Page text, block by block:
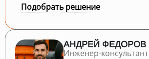
Подобрать решение
АНДРЕЙ ФЕДОРОВ
Инженер-консультант